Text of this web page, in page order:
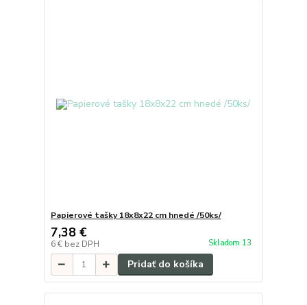
Papierové tašky 18x8x22 cm hnedé /50ks/
7,38 €
6 € bez DPH Skladom 13
Pridať do košíka